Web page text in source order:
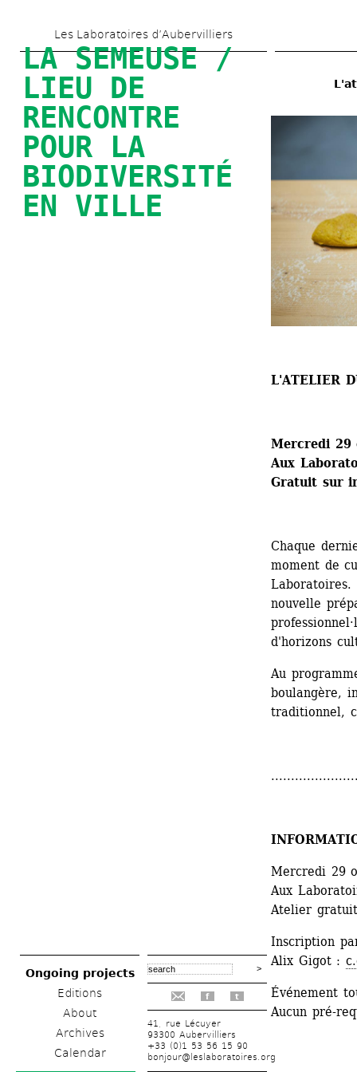
to
main
content
Les Laboratoires d’Aubervilliers
LA SEMEUSE /
LIEU DE
RENCONTRE
POUR LA
BIODIVERSITÉ
EN VILLE
Ongoing projects
Editions
About
Archives
Calendar
f t
41, rue Lécuyer
93300 Aubervilliers
+33 (0)1 53 56 15 90
bonjour@leslaboratoires.org
L'ATELIER
Mercredi 29
Aux
Gratuit sur
Chaque
moment de
Laboratoires.
nouvelle
d'horizons
Au
boulangère,
traditionnel,
Mercredi 29
Aux
Atelier gratuit
Inscription
Alix Gigot :
Événement
Aucun pré-